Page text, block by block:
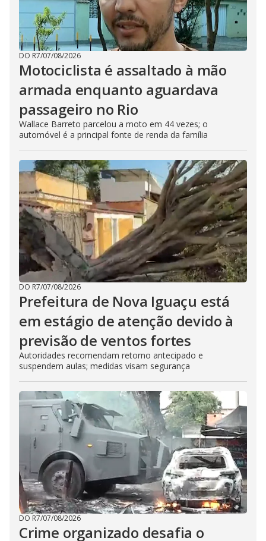
DO R7/07/08/2026
Motociclista é assaltado à mão
armada enquanto aguardava
passageiro no Rio
Wallace Barreto parcelou a moto em 44 vezes; o
automóvel é a principal fonte de renda da família
DO R7/07/08/2026
Prefeitura de Nova Iguaçu está
em estágio de atenção devido à
previsão de ventos fortes
Autoridades recomendam retorno antecipado e
suspendem aulas; medidas visam segurança
DO R7/07/08/2026
Crime organizado desafia o